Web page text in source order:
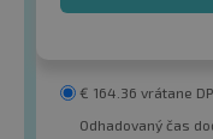
€ 164.36 vrátane
Odhadovaný čas